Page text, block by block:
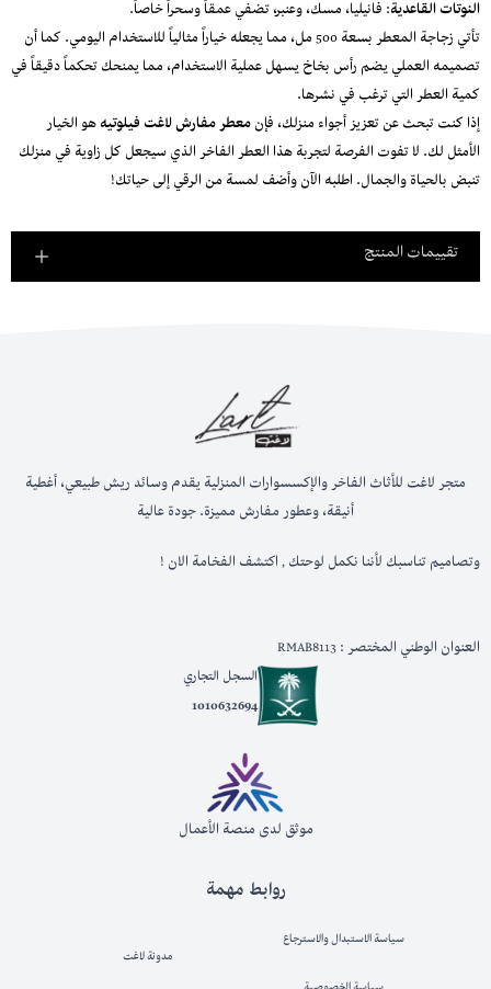
النوتات القاعدية: فانيليا، مسك، وعنبر، تضفي عمقاً وسحراً خاصاً.
تأتي زجاجة المعطر بسعة 500 مل، مما يجعله خياراً مثالياً للاستخدام اليومي. كما أن
تصميمه العملي يضم رأس بخاخ يسهل عملية الاستخدام، مما يمنحك تحكماً دقيقاً في
كمية العطر التي ترغب في نشرها.
إذا كنت تبحث عن تعزيز أجواء منزلك، فإنمعطر مفارش لاغت فيلوتيههو الخيار
الأمثل لك. لا تفوت الفرصة لتجربة هذا العطر الفاخر الذي سيجعل كل زاوية في منزلك
تنبض بالحياة والجمال. اطلبه الآن وأضف لمسة من الرقي إلى حياتك!
تقييمات المنتج
روابط مهمة
سياسة الاستبدال والاسترجاع
مدونة لاغت
متجر لاغت للأثاث الفاخر والإكسسوارات المنزلية يقدم وسائد ريش طبيعي، أغطية
أنيقة، وعطور مفارش مميزة. جودة عالية
وتصاميم تناسبك لأننا نكمل لوحتك , اكتشف الفخامة الان !
العنوان الوطني المختصر : RMAB8113
السجل التجاري
1010632694
موثق لدى منصة الأعمال